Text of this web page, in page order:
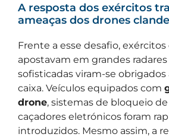
A resposta dos exércitos
ameaças dos drones
Frente a esse desafio,
apostavam em grandes radares
sofisticadas viram-se obrigados
caixa. Veículos equipados com
drone, sistemas de bloqueio
caçadores eletrónicos foram
introduzidos. Mesmo assim, a